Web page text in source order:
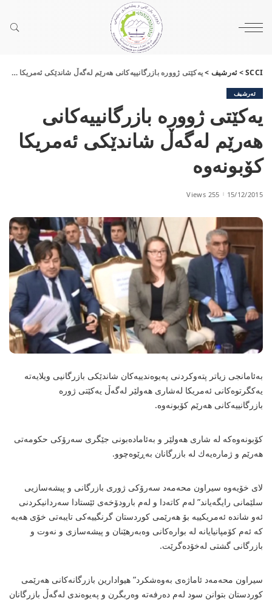
SCCI
>ئەرشیف >یەكێتی ژوورە بازرگانییەكانی هەرێم لەگەڵ شاندێكی ئەمریكا كۆبونەوە
ئەرشیف
یەكێتی ژوورە بازرگانییەكانی
هەرێم لەگەڵ شاندێكی ئەمریكا
كۆبونەوە
15/12/2015
255 Views
بەئامانجی زیاتر پتەوكردنی پەیوەندییەكان شاندێكی بازرگانیی ویلایەتە
یەكگرتوەكانی ئەمریكا لەشاری هەولێر لەگەڵ یەكێتی ژورە
بازرگانییەكانی هەرێم كۆبونەوە.
كۆبونەوەكە لە شاری هەولێر و بەئامادەبونی جێگری سەرۆكی حكومەتی
هەرێم و ژمارەیەك لە بازرگانان بەڕێوەچوو.
لای خۆیەوە سیراون محەمەد سەرۆكی ژوری بازرگانی و پیشەسازیی
سلێمانی رایگەیاند” لەم كاتەدا و لەم بارودۆخەی ئێستادا سەردانیكردنی
ئەو شاندە ئەمریكییە بۆ هەرێمی كوردستان گرنگییەكی تایبەتی خۆی هەیە
كە ئەم كۆمپانیایانە لە بوارەكانی وەبەرهێنان و پیشەسازی و نەوت و
بازرگانی گشتی لەخۆدەگرێت.
سیراون محەمەد ئاماژەی بەوەشكرد” هیوادارین بازرگانەكانی هەرێمی
كوردستان بتوانن سود لەم دەرفەتە وەربگرن و پەیوەندی لەگەڵ بازرگانان